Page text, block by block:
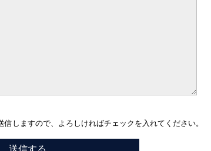
しますので、よろしければチェックを入れてください。